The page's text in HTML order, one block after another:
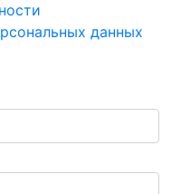
данных